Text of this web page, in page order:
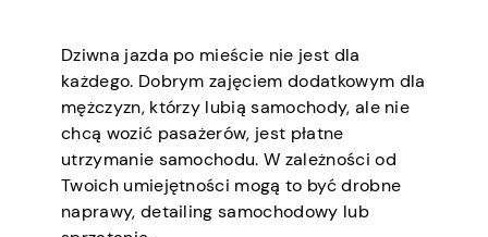
Dziwna jazda po mieście nie jest dla
każdego. Dobrym zajęciem dodatkowym dla
mężczyzn, którzy lubią samochody, ale nie
chcą wozić pasażerów, jest płatne
utrzymanie samochodu. W zależności od
Twoich umiejętności mogą to być drobne
naprawy, detailing samochodowy lub